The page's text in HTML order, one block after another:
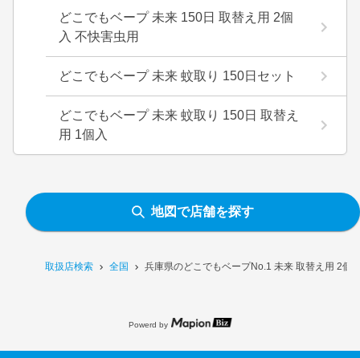
取扱店検索 全国 兵庫県のどこでもベープNo.1 未来 取替え用 2個
どこでもベープ 未来 150日 取替え用 2個
入 不快害虫用
どこでもベープ 未来 蚊取り 150日セット
どこでもベープ 未来 蚊取り 150日 取替え
用 1個入
地図で店舗を探す
Powerd by